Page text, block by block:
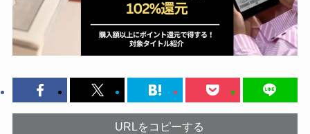
URLをコピーする